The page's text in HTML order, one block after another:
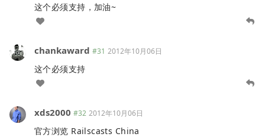
这个必须支持，加油~
chankaward #31 2012年10月06日
这个必须支持
xds2000 #32 2012年10月06日
官方浏览 Railscasts China